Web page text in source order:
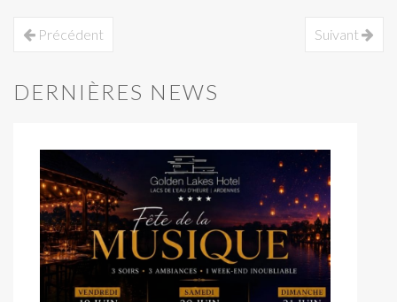
Précédent Suivant
DERNIÈRES NEWS